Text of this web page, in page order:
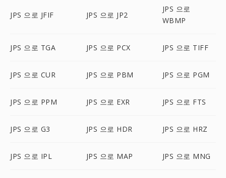
JPS 으로 JFIF JPS 으로 JP2
JPS 으로
WBMP
JPS 으로 TGA JPS 으로 PCX JPS 으로 TIFF
JPS 으로 CUR JPS 으로 PBM JPS 으로 PGM
JPS 으로 PPM JPS 으로 EXR JPS 으로 FTS
JPS 으로 G3 JPS 으로 HDR JPS 으로 HRZ
JPS 으로 IPL JPS 으로 MAP JPS 으로 MNG